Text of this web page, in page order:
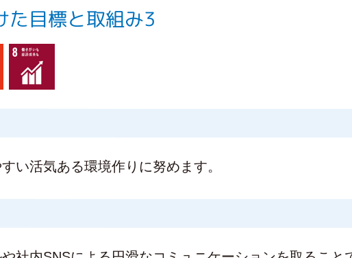
た目標と取組み3
い活気ある環境作りに努めます。